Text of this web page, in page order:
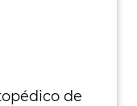
de